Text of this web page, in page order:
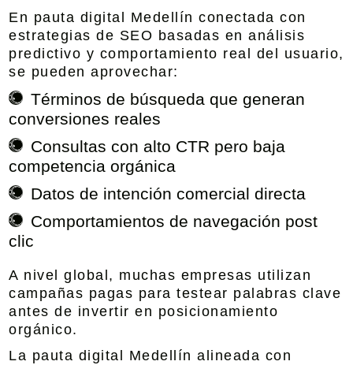
En pauta digital Medellín conectada con
estrategias de SEO basadas en análisis
predictivo y comportamiento real del usuario,
se pueden aprovechar:
Términos de búsqueda que generan
conversiones reales
Consultas con alto CTR pero baja
competencia orgánica
Datos de intención comercial directa
Comportamientos de navegación post
clic
A nivel global, muchas empresas utilizan
campañas pagas para testear palabras clave
antes de invertir en posicionamiento
orgánico.
La pauta digital Medellín alineada con